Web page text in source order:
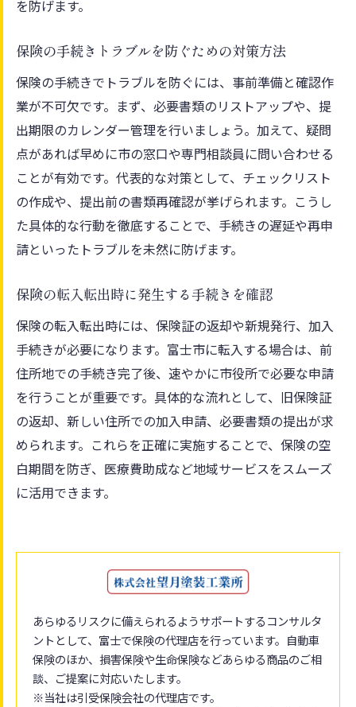
を防げます。
保険の手続きトラブルを防ぐための対策方法
保険の手続きでトラブルを防ぐには、事前準備と確認作
業が不可欠です。まず、必要書類のリストアップや、提
出期限のカレンダー管理を行いましょう。加えて、疑問
点があれば早めに市の窓口や専門相談員に問い合わせる
ことが有効です。代表的な対策として、チェックリスト
の作成や、提出前の書類再確認が挙げられます。こうし
た具体的な行動を徹底することで、手続きの遅延や再申
請といったトラブルを未然に防げます。
保険の転入転出時に発生する手続きを確認
保険の転入転出時には、保険証の返却や新規発行、加入
手続きが必要になります。富士市に転入する場合は、前
住所地での手続き完了後、速やかに市役所で必要な申請
を行うことが重要です。具体的な流れとして、旧保険証
の返却、新しい住所での加入申請、必要書類の提出が求
められます。これらを正確に実施することで、保険の空
白期間を防ぎ、医療費助成など地域サービスをスムーズ
に活用できます。
あらゆるリスクに備えられるようサポートするコンサルタ
ントとして、富士で保険の代理店を行っています。自動車
保険のほか、損害保険や生命保険などあらゆる商品のご相
談、ご提案に対応いたします。
※当社は引受保険会社の代理店です。